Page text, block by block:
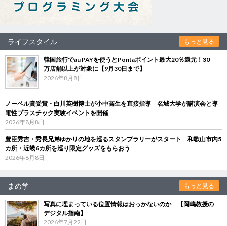
ライフスタイル もっと見る
韓国旅行でau PAYを使うとPontaポイント最大20％還元！30
万店舗以上が対象に【9月30日まで】
2026年8月8日
ノーベル賞受賞・白川英樹博士が小中高生を直接指導 名城大学が講演会と導
電性プラスチック実験イベントを開催
2026年8月8日
豊臣秀吉・秀長兄弟ゆかりの地を巡るスタンプラリーがスタート 和歌山市内5
カ所・近畿6カ所を巡り限定グッズをもらおう
2026年8月8日
まめ学 もっと見る
写真に埋まっている位置情報はおっかないのか 【岡嶋教授の
デジタル指南】
2026年7月22日